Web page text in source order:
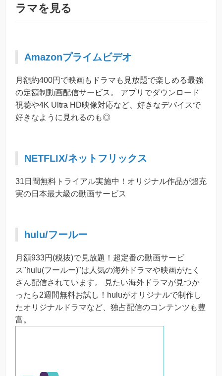
ラマを見る
Amazonプライムビデオ
月額約400円で映画もドラマも見放題で楽しめる最強
の定額制動画配信サービス。 アプリでダウンロード
視聴や4K Ultra HD映像対応など、好きなデバイスで
好きなように見れるのも◎
NETFLIX/ネットフリックス
31日間無料トライアル実施中！オリジナル作品が超充
実の日本最大級の動画サービス
hulu/フールー
月額933円(税抜)で見放題！超定番の動画サービ
ス"hulu(フールー)"は人気の海外ドラマや映画がたく
さん配信されています。 見たい海外ドラマが見つか
ったら2週間無料お試し！huluがオリジナルで制作し
たオリジナルドラマなど、独占配信のコンテンツも豊
富。